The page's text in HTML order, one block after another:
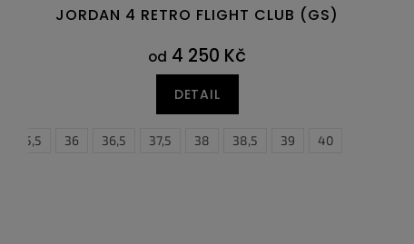
JORDAN 4 RETRO FLIGHT CLUB (GS)
od 4 250 Kč
DETAIL
35,5 36 36,5 37,5 38 38,5 39 40